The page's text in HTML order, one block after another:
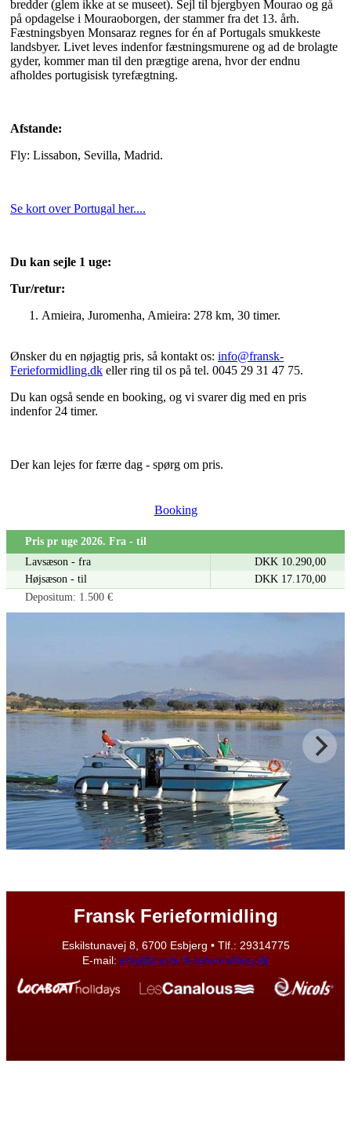
bredder (glem ikke at se museet). Sejl til bjergbyen Mourao og gå
på opdagelse i Mouraoborgen, der stammer fra det 13. årh.
Fæstningsbyen Monsaraz regnes for én af Portugals smukkeste
landsbyer. Livet leves indenfor fæstningsmurene og ad de brolagte
gyder, kommer man til den prægtige arena, hvor der endnu
afholdes portugisisk tyrefægtning.
Afstande:
Fly: Lissabon, Sevilla, Madrid.
Se kort over Portugal her....
Du kan sejle 1 uge:
Tur/retur:
Amieira, Juromenha, Amieira: 278 km, 30 timer.
Ønsker du en nøjagtig pris, så kontakt os: info@fransk-
Ferieformidling.dk eller ring til os på tel. 0045 29 31 47 75.
Du kan også sende en booking, og vi svarer dig med en pris
indenfor 24 timer.
Der kan lejes for færre dag - spørg om pris.
Booking
Pris pr uge 2026. Fra - til
Lavsæson - fra
DKK 10.290,00
Højsæson - til
DKK 17.170,00
Depositum: 1.500 €
Fransk Ferieformidling
Eskilstunavej 8, 6700 Esbjerg • Tlf.: 29314775
E-mail: info@fransk-ferieformidling.dk